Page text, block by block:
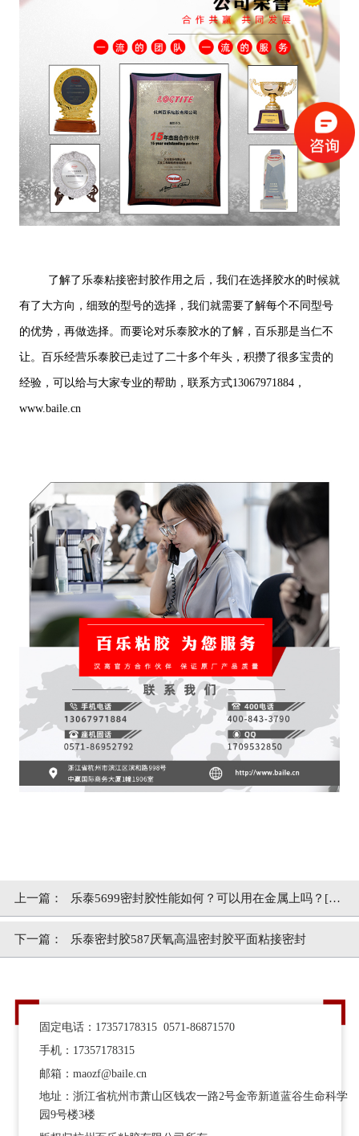
了解了乐泰粘接密封胶作用之后，我们在选择胶水的时候就
有了大方向，细致的型号的选择，我们就需要了解每个不同型号
的优势，再做选择。而要论对乐泰胶水的了解，百乐那是当仁不
让。百乐经营乐泰胶已走过了二十多个年头，积攒了很多宝贵的
经验，可以给与大家专业的帮助，联系方式13067971884，
www.baile.cn
上一篇： 乐泰5699密封胶性能如何？可以用在金属上吗？[百
乐粘胶]
下一篇： 乐泰密封胶587厌氧高温密封胶平面粘接密封
固定电话：17357178315 0571-86871570
手机：17357178315
邮箱：maozf@baile.cn
地址：浙江省杭州市萧山区钱农一路2号金帝新道蓝谷生命科学
园9号楼3楼